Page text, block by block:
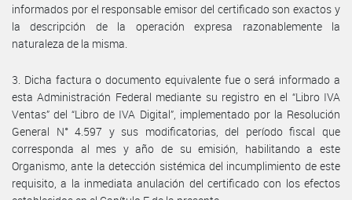
informados por el responsable emisor del certificado son exactos y
la descripción de la operación expresa razonablemente la
naturaleza de la misma.
3. Dicha factura o documento equivalente fue o será informado a
esta Administración Federal mediante su registro en el “Libro IVA
Ventas” del “Libro de IVA Digital”, implementado por la Resolución
General N° 4.597 y sus modificatorias, del período fiscal que
corresponda al mes y año de su emisión, habilitando a este
Organismo, ante la detección sistémica del incumplimiento de este
requisito, a la inmediata anulación del certificado con los efectos